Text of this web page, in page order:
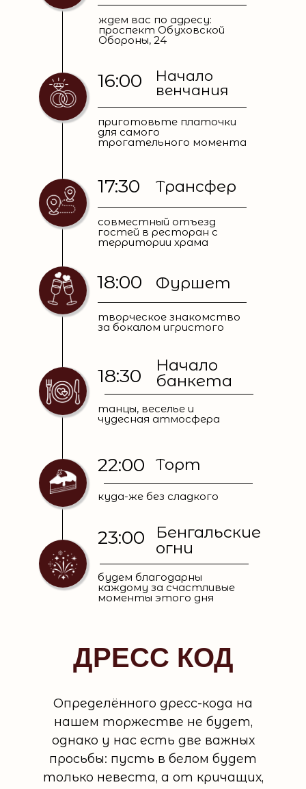
ждем вас по адресу:
проспект Обуховской
Обороны, 24
16:00
Начало
венчания
приготовьте платочки
для самого
трогательного момента
17:30 Трансфер
совместный отъезд
гостей в ресторан с
территории храма
18:00 Фуршет
творческое знакомство
за бокалом игристого
18:30
Начало
банкета
танцы, веселье и
чудесная атмосфера
22:00 Торт
куда-же без сладкого
23:00
Бенгальские
огни
будем благодарны
каждому за счастливые
моменты этого дня
ДРЕСС КОД
Определённого дресс-кода на
нашем торжестве не будет,
однако у нас есть две важных
просьбы: пусть в белом будет
только невеста, а от кричащих,